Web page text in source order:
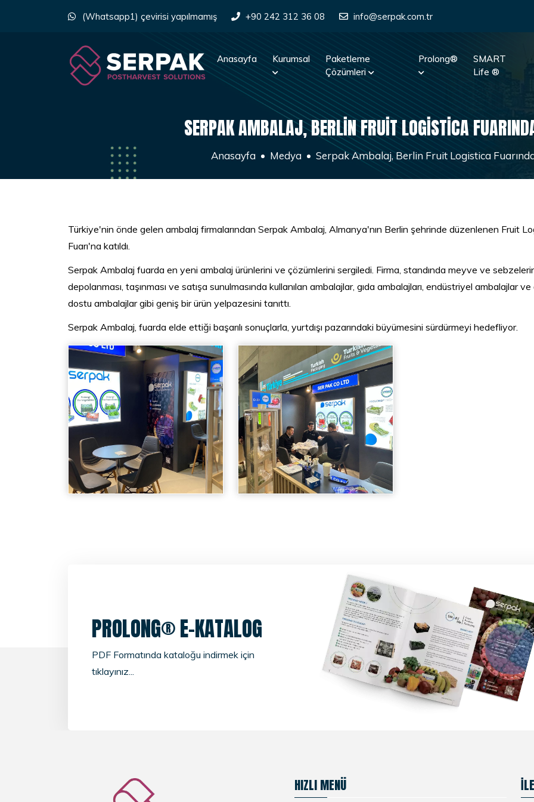
(Whatsapp1) çevirisi yapılmamış +90 242 312 36 08 info@serpak.com.tr
Anasayfa Kurumsal
Paketleme
Çözümleri
Prolong®
SMART
Life ®
SERPAK AMBALAJ, BERLIN FRUIT LOGISTICA
Anasayfa Medya Serpak Ambalaj, Berlin Fruit Logistica
Türkiye'nin önde gelen ambalaj firmalarından Serpak Ambalaj, Almanya'nın Berlin şehrinde düzenlenen Fruit
Fuarı'na katıldı.
Serpak Ambalaj fuarda en yeni ambalaj ürünlerini ve çözümlerini sergiledi. Firma, standında meyve ve
depolanması, taşınması ve satışa sunulmasında kullanılan ambalajlar, gıda ambalajları, endüstriyel ambalajlar
dostu ambalajlar gibi geniş bir ürün yelpazesini tanıttı.
Serpak Ambalaj, fuarda elde ettiği başarılı sonuçlarla, yurtdışı pazarındaki büyümesini sürdürmeyi hedefliyor.
PROLONG® E-KATALOG
PDF Formatında kataloğu indirmek için
tıklayınız...
HIZLI MENÜ